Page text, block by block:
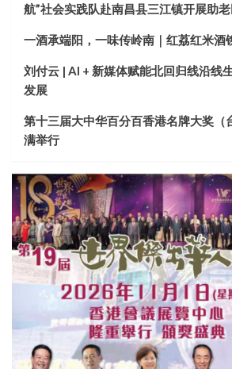
航”社会实践队赴南昌县三江镇开展助
一酒承端阳，一味传岭南｜红荔红米酒
刘付云 | AI + 新媒体赋能北回归线沿线
发展
第十三届大中华百分百香港名牌大奖（
满举行